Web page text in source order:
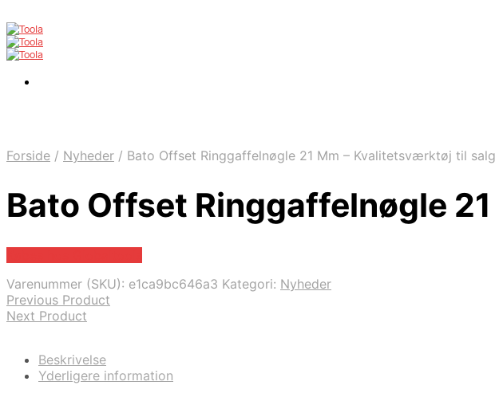
Forside / Nyheder / Bato Offset Ringgaffelnøgle 21 Mm – Kvalitetsværktøj til salg
Bato Offset Ringgaffelnøgle
Varenummer (SKU): e1ca9bc646a3 Kategori: Nyheder
Previous Product
Next Product
Beskrivelse
Yderligere information